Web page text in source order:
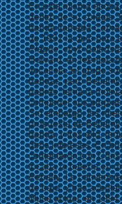
En esta misma
dentro de su colegio.
banda llamada
de 1992 la dejó para
Plague, cuyo
Howard, en
vocalista. El grupo
bandas, pero
padres, tenía la
componer sus
Sin embargo, los
propuesta de
banda, y tras ello,
otros intereses. En
contactaron con
tocaba la batería en
Penalty. Lo
de bajo, y tras
Muse actual, en 1994.